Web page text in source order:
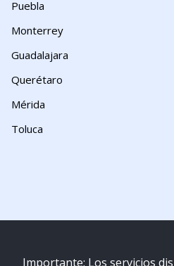
Puebla
Monterrey
Guadalajara
Querétaro
Mérida
Toluca
Importante: Los servicios